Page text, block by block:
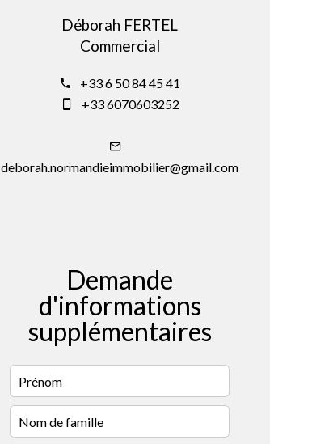
Déborah FERTEL
Commercial
+33 6 50 84 45 41
+33 6070603252
deborah.normandieimmobilier@gmail.com
Demande
d'informations
supplémentaires